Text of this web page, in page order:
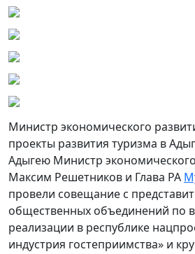
Министр экономического
проекты развития туризма в
Адыгею Министр
Максим Решетников и Глава РА
провели совещание с
общественных объединений по
реализации в республике
индустрия гостеприимства» и